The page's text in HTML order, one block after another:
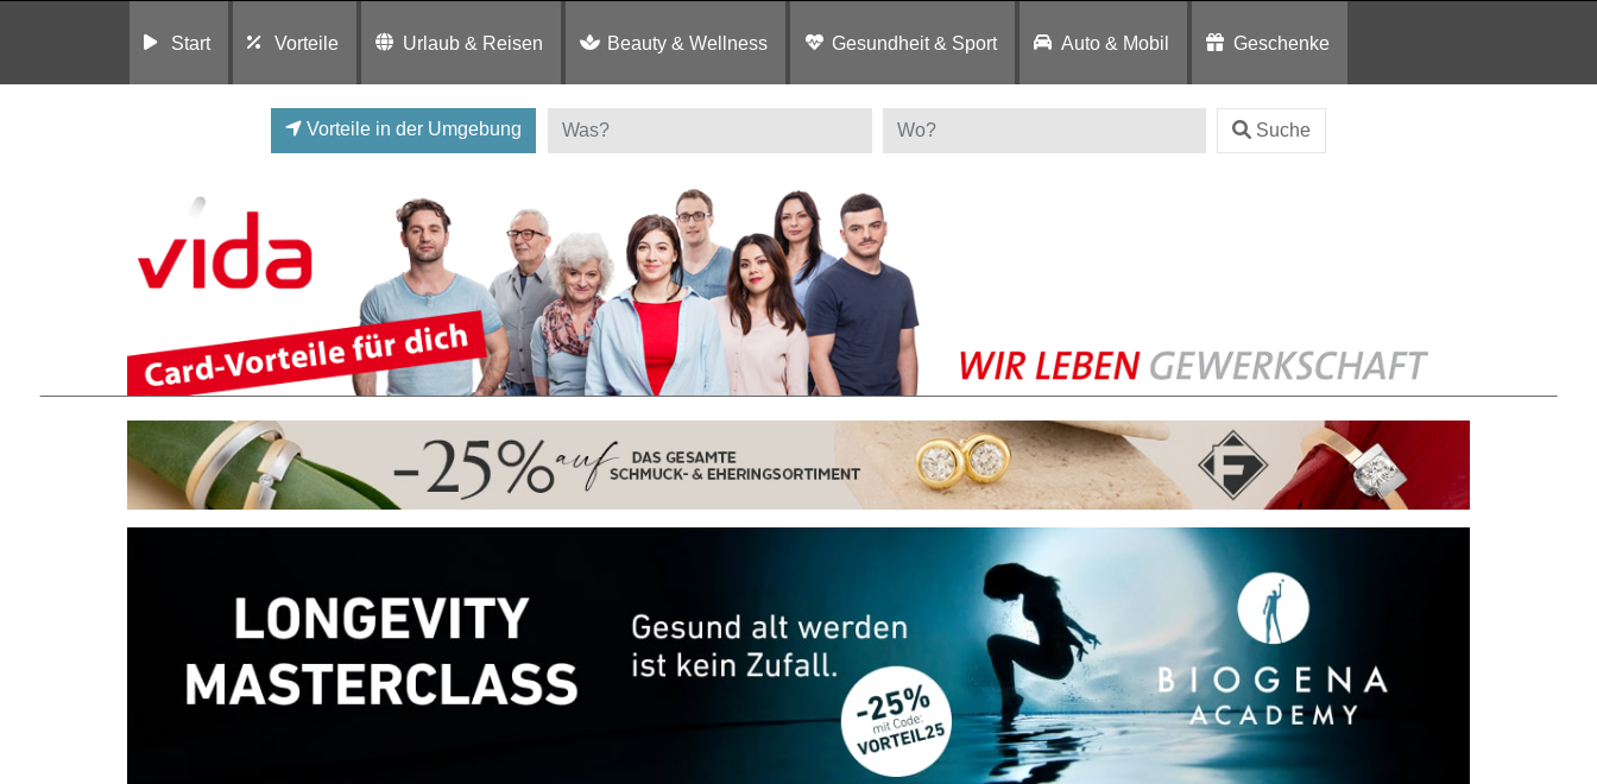
Start Vorteile Urlaub & Reisen Beauty & Wellness Gesundheit & Sport Auto & Mobil Geschenke
Vorteile in der Umgebung Suche